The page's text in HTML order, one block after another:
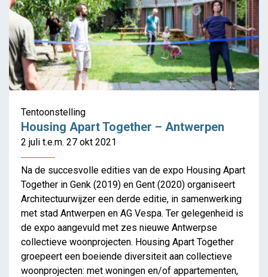
Baugenossenschaft
Zurlinden innoveert in de
Badenerstrasse
Tentoonstelling
Housing Apart Together – Antwerpen
2 juli t.e.m. 27 okt 2021
Na de succesvolle edities van de expo Housing Apart
Together in Genk (2019) en Gent (2020) organiseert
Architectuurwijzer een derde editie, in samenwerking
met stad Antwerpen en AG Vespa. Ter gelegenheid is
de expo aangevuld met zes nieuwe Antwerpse
collectieve woonprojecten. Housing Apart Together
groepeert een boeiende diversiteit aan collectieve
woonprojecten: met woningen en/of appartementen,